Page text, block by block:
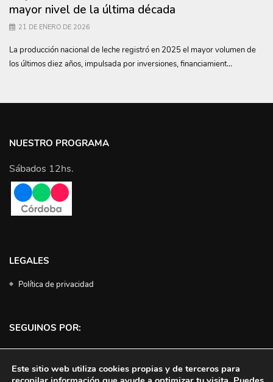
mayor nivel de la última década
21 DE ENERO DE 2026
La producción nacional de leche registró en 2025 el mayor volumen de
los últimos diez años, impulsada por inversiones, financiamient...
NUESTRO PROGRAMA
Sábados 12hs.
LEGALES
Política de privacidad
SEGUINOS POR:
Este sitio web utiliza cookies propias y de terceros para